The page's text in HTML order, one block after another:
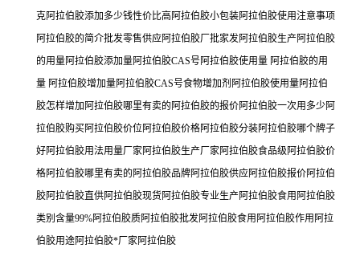
克阿拉伯胶添加多少钱性价比高阿拉伯胶小包装阿拉伯胶使用注意事项
阿拉伯胶的简介批发零售供应阿拉伯胶厂批家发阿拉伯胶生产阿拉伯胶
的用量阿拉伯胶添加量阿拉伯胶CAS号阿拉伯胶使用量 阿拉伯胶的用
量 阿拉伯胶增加量阿拉伯胶CAS号食物增加剂阿拉伯胶使用量阿拉伯
胶怎样增加阿拉伯胶哪里有卖的阿拉伯胶的报价阿拉伯胶一次用多少阿
拉伯胶购买阿拉伯胶价位阿拉伯胶价格阿拉伯胶分装阿拉伯胶哪个牌子
好阿拉伯胶用法用量厂家阿拉伯胶生产厂家阿拉伯胶食品级阿拉伯胶价
格阿拉伯胶哪里有卖的阿拉伯胶品牌阿拉伯胶供应阿拉伯胶报价阿拉伯
胶阿拉伯胶直供阿拉伯胶现货阿拉伯胶专业生产阿拉伯胶食用阿拉伯胶
类别含量99%阿拉伯胶质阿拉伯胶批发阿拉伯胶食用阿拉伯胶作用阿拉
伯胶用途阿拉伯胶*厂家阿拉伯胶